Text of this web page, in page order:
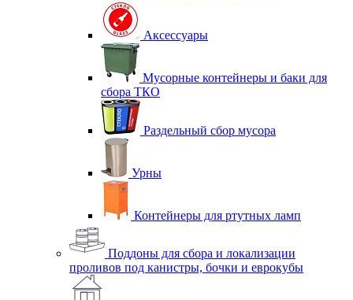
Аксессуары
Мусорные контейнеры и баки для
сбора ТКО
Раздельный сбор мусора
Урны
Контейнеры для ртутных ламп
Поддоны для сбора и локализации
проливов под канистры, бочки и еврокубы